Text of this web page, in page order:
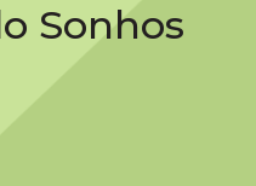
Sonhos